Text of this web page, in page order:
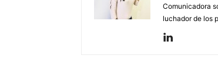
Comunicadora
luchador de los